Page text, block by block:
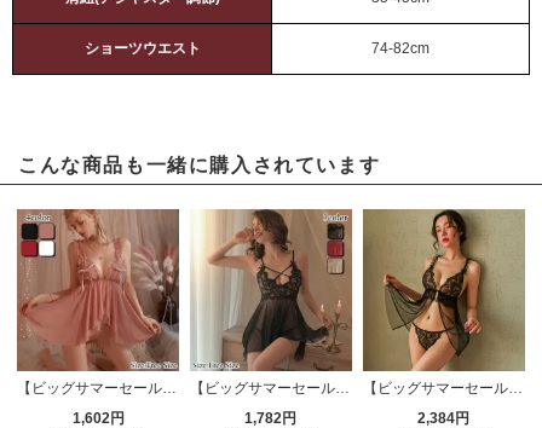
ショーツウエスト 74-82cm
こんな商品も一緒に購入されています
1,602円
【ビッグサマーセール対象品】ベビードール(BABYDOLL) 1803
1,782円
【ビッグサマーセール対象品】ベビードール(BABYDOLL) 1280
2,384円